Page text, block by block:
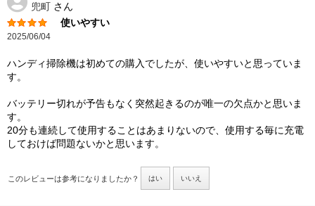
兜町 さん
使いやすい
2025/06/04
ハンディ掃除機は初めての購入でしたが、使いやすいと思っていま
す。
バッテリー切れが予告もなく突然起きるのが唯一の欠点かと思いま
す。
20分も連続して使用することはあまりないので、使用する毎に充電
しておけば問題ないかと思います。
このレビューは参考になりましたか？ はい いいえ